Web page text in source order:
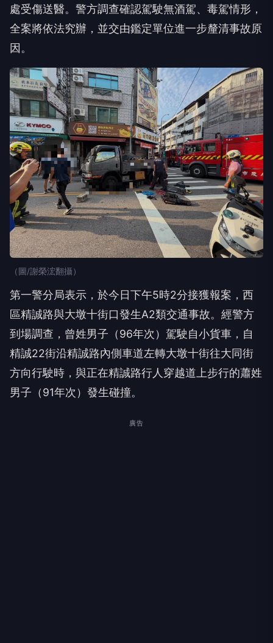
處受傷送醫。警方調查確認駕駛無酒駕、毒駕情形，
全案將依法究辦，並交由鑑定單位進一步釐清事故原
因。
（圖/謝榮浤翻攝）
第一警分局表示，於今日下午5時2分接獲報案，西
區精誠路與大墩十街口發生A2類交通事故。經警方
到場調查，曾姓男子（96年次）駕駛自小貨車，自
精誠22街沿精誠路內側車道左轉大墩十街往大同街
方向行駛時，與正在精誠路行人穿越道上步行的蕭姓
男子（91年次）發生碰撞。
廣告